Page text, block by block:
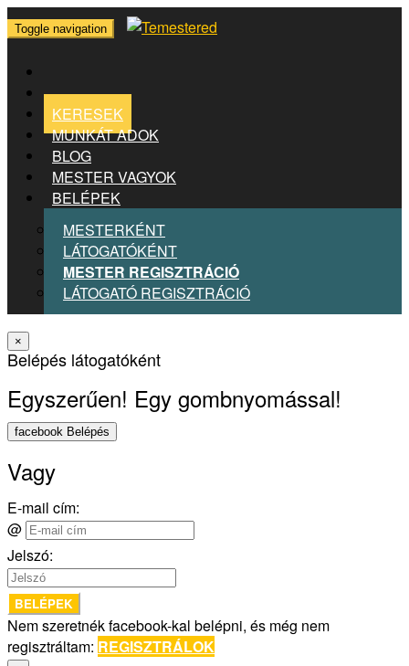
Toggle navigation
KERESEK
MUNKÁT ADOK
BLOG
MESTER VAGYOK
BELÉPEK
MESTERKÉNT
LÁTOGATÓKÉNT
MESTER REGISZTRÁCIÓ
LÁTOGATÓ REGISZTRÁCIÓ
×
Belépés látogatóként
Egyszerűen! Egy gombnyomással!
facebook Belépés
Vagy
E-mail cím:
@
Jelszó:
BELÉPEK
Nem szeretnék facebook-kal belépni, és még nem
regisztráltam: REGISZTRÁLOK